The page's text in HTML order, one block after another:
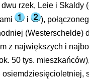
rzek, Leie i
i
),
(Westerschelde)
z największych i
50 tys.
osiemdziesięcioletniej,